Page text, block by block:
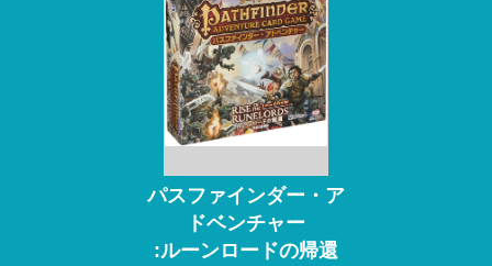
パスファインダー・ア
ドベンチャー
:ルーンロードの帰還